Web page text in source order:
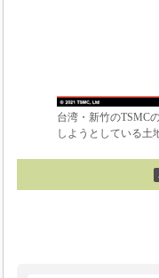
台湾・新竹のTSMC
しようとしている土